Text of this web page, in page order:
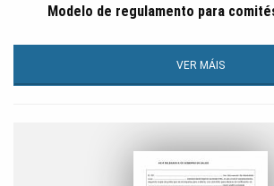
Modelo de regulamento para
VER MÁIS